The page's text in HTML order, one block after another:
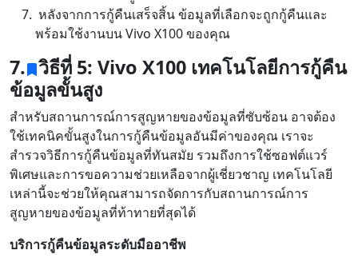
หลังจากการกู้คืนเสร็จสิ้น ข้อมูลที่เลือกจะถูกกู้คืนและ
พร้อมใช้งานบน Vivo X100 ของคุณ
7. วิธีที่ 5: Vivo X100 เทคโนโลยีการกู้คืน
ข้อมูลขั้นสูง
สำหรับสถานการณ์การสูญหายของข้อมูลที่ซับซ้อน อาจต้อง
ใช้เทคนิคขั้นสูงในการกู้คืนข้อมูลอันมีค่าของคุณ เราจะ
สำรวจวิธีการกู้คืนข้อมูลที่ทันสมัย ​​รวมถึงการใช้ซอฟต์แวร์
พิเศษและการขอความช่วยเหลือจากผู้เชี่ยวชาญ เทคโนโลยี
เหล่านี้จะช่วยให้คุณสามารถจัดการกับสถานการณ์การ
สูญหายของข้อมูลที่ท้าทายที่สุดได้
บริการกู้คืนข้อมูลระดับมืออาชีพ